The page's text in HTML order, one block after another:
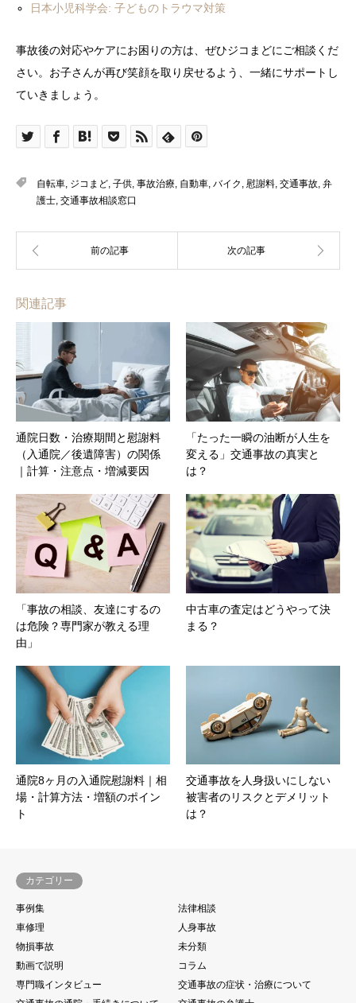
日本小児科学会: 子どものトラウマ対策
事故後の対応やケアにお困りの方は、ぜひジコまどにご相談くだ
さい。お子さんが再び笑顔を取り戻せるよう、一緒にサポートし
ていきましょう。
自転車, ジコまど, 子供, 事故治療, 自動車, バイク , 慰謝料, 交通事故, 弁
護士, 交通事故相談窓口
関連記事
通院日数・治療期間と慰謝料
（入通院／後遺障害）の関係
｜計算・注意点・増減要因
「たった一瞬の油断が人生を
変える」交通事故の真実と
は？
「事故の相談、友達にするの
は危険？専門家が教える理
由」
中古車の査定はどうやって決
まる？
通院8ヶ月の入通院慰謝料｜相
場・計算方法・増額のポイン
ト
交通事故を人身扱いにしない
被害者のリスクとデメリット
は？
カテゴリー
事例集
法律相談
車修理
人身事故
物損事故
未分類
動画で説明
コラム
専門職インタビュー
交通事故の症状・治療について